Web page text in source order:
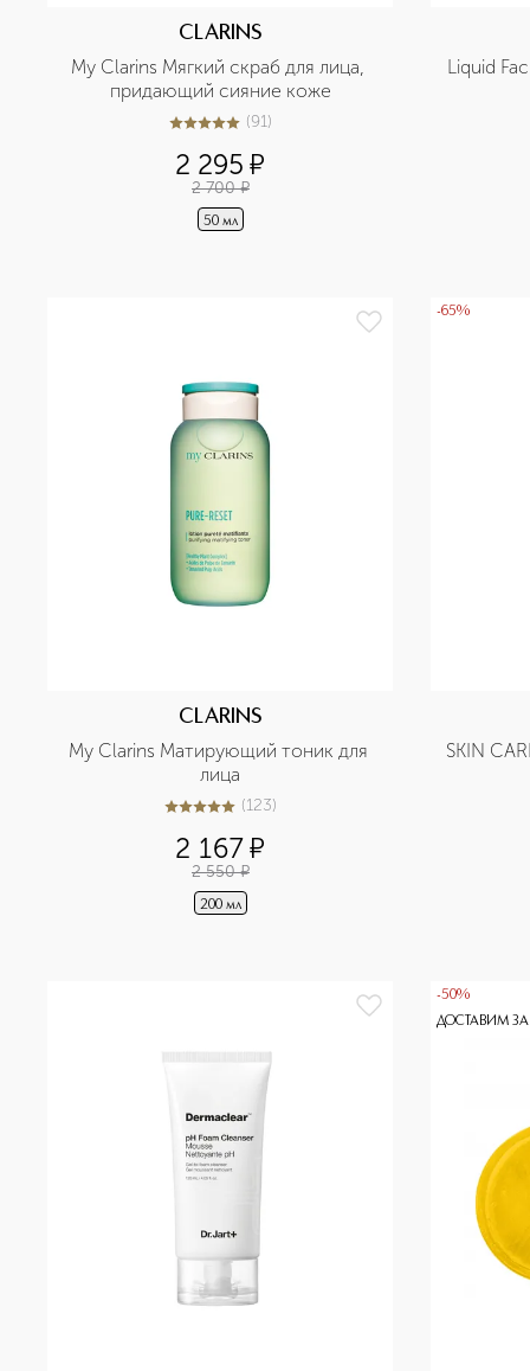
CLARINS
My Clarins Мягкий скраб для лица,
придающий сияние коже
5из 591 (91)
2 295 ¤
2 700 ¤
50 мл
Liquid
CLARINS
My Clarins Матирующий тоник для
лица
5из 5123 (123)
2 167¤
2 550 ¤
200 мл
-65%
SKIN
-50%
ДОСТАВИМ